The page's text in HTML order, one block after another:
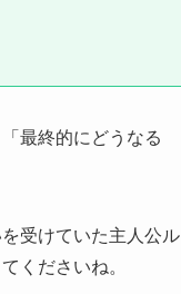
最終的にどうなる
受けていた主人公ル
くださいね。